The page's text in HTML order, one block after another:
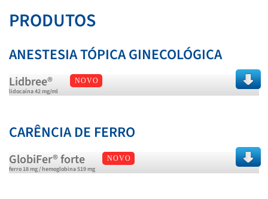
PRODUTOS
ANESTESIA TÓPICA GINECOLÓGICA
Lidbree®
NOVO
lidocaína 42 mg/ml
CARÊNCIA DE FERRO
GlobiFer® forte
NOVO
ferro 18 mg / hemoglobina 519 mg